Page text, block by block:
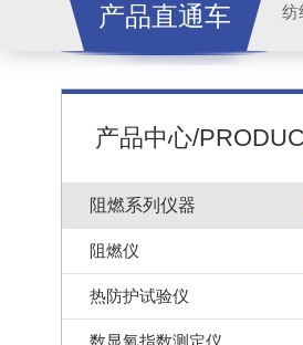
产品直通车 纺
产品中心/
阻燃系列仪器
阻燃仪
热防护试验仪
数显氧指数测定仪